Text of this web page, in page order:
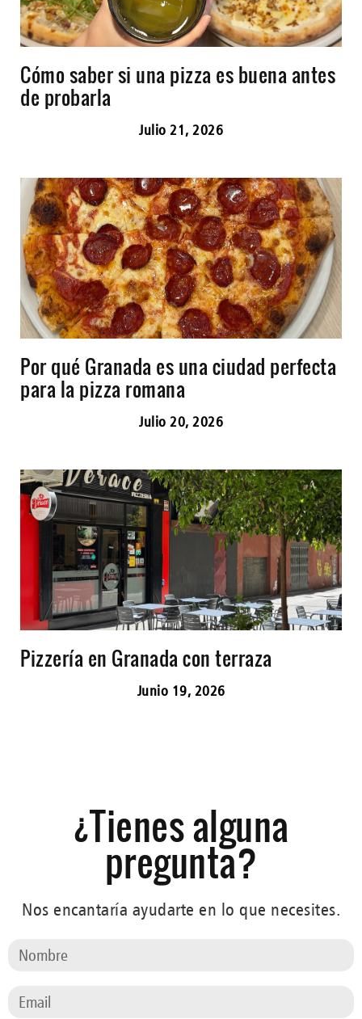
Cómo saber si una pizza es buena antes
de probarla
Julio 21, 2026
Por qué Granada es una ciudad perfecta
para la pizza romana
Julio 20, 2026
Pizzería en Granada con terraza
Junio 19, 2026
¿Tienes alguna
pregunta?
Nos encantaría ayudarte en lo que necesites.